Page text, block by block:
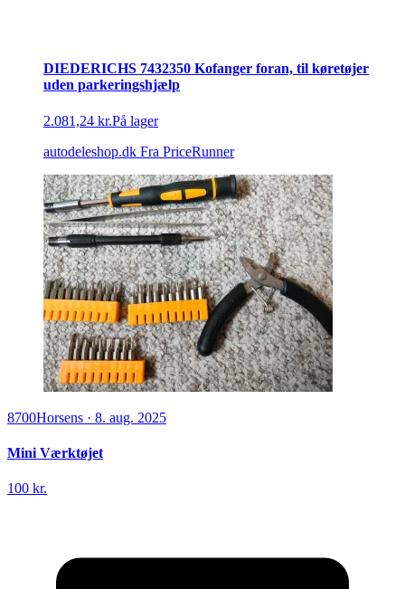
DIEDERICHS 7432350 Kofanger foran, til køretøjer
uden parkeringshjælp
2.081,24 kr.På lager
autodeleshop.dk Fra PriceRunner
8700Horsens · 8. aug. 2025
Mini Værktøjet
100 kr.